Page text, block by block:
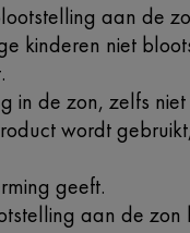
aan de
kinderen niet
in de zon, zelfs
wordt
geeft.
aan de zon